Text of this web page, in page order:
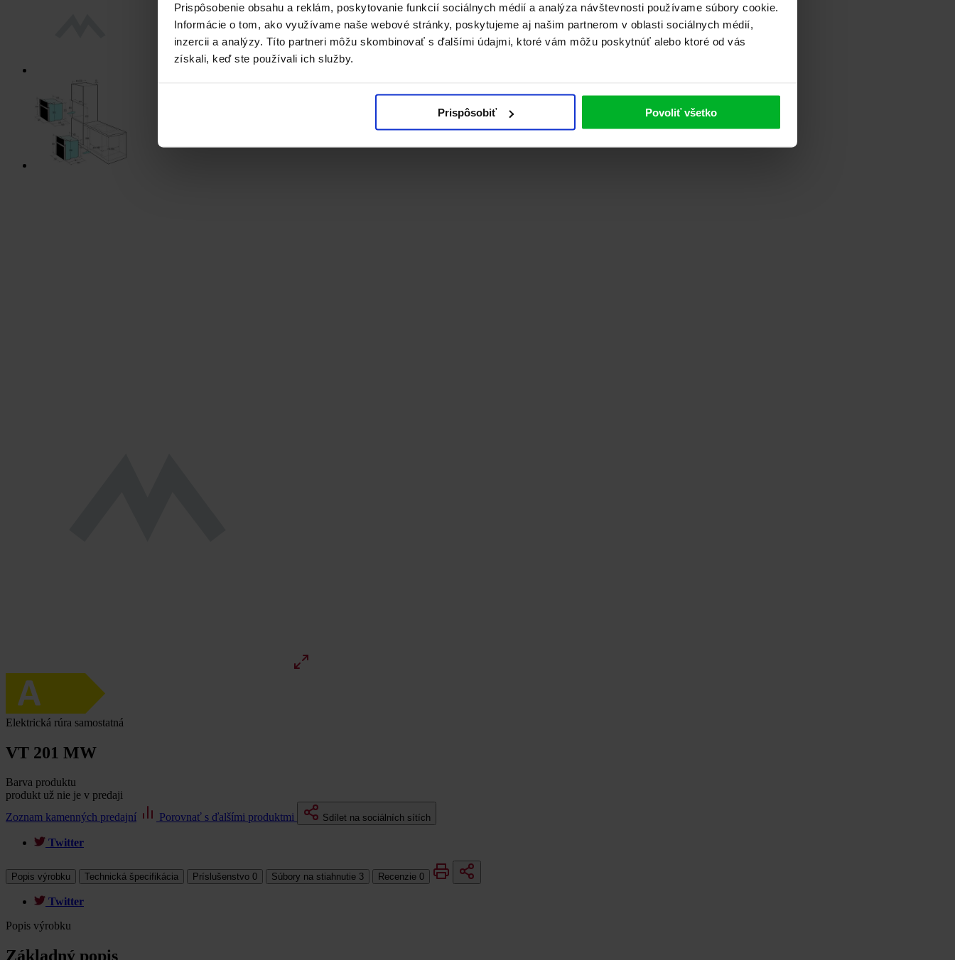
Prispôsobenie obsahu a reklám, poskytovanie funkcií sociálnych médií a analýza návštevnosti používame súbory cookie.
Informácie o tom, ako využívame naše webové stránky, poskytujeme aj našim partnerom v oblasti sociálnych médií,
inzercii a analýzy. Títo partneri môžu skombinovať s ďalšími údajmi, ktoré vám môžu poskytnúť alebo ktoré od vás
získali, keď ste používali ich služby.
Prispôsobiť Povoliť všetko
Elektrická rúra samostatná
VT 201 MW
Barva produktu
produkt už nie je v predaji
Zoznam kamenných predajní
Porovnať s ďalšími produktmi Sdílet na sociálních sítích
Twitter
Popis výrobku Technická špecifikácia Príslušenstvo 0 Súbory na stiahnutie 3 Recenzie 0
Twitter
Popis výrobku
Základný popis